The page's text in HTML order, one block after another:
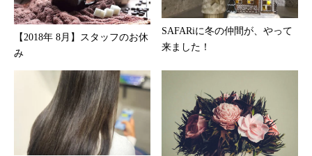
【2018年 8月】スタッフのお休
み
SAFARiに冬の仲間が、やって
来ました！